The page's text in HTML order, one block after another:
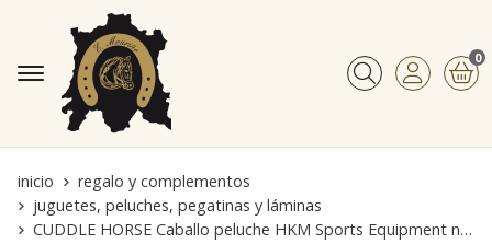
Buscar
0
inicio
regalo y complementos
juguetes, peluches, pegatinas y láminas
CUDDLE HORSE Caballo peluche HKM Sports Equipment negro